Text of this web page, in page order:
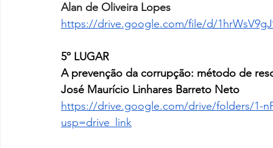
Alan de Oliveira Lopes
https://drive.google.com/file/d/
5º LUGAR
A prevenção da corrupção: método de
José Maurício Linhares Barreto Neto
https://drive.google.com/drive/folders/1-
usp=drive_link